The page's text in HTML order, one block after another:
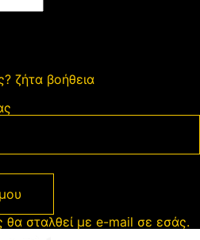
ζήτα βοήθεια
σταλθεί με e-mail σε εσάς.